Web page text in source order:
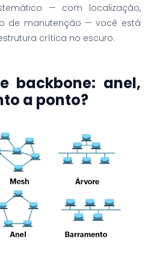
— com localização,
de manutenção — você está
crítica no escuro.
backbone: anel,
a ponto?